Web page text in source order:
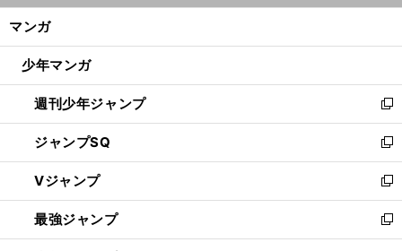
ン
ウ
開
く
マンガ
少年マンガ
週刊少年ジャンプ
新
し
い
ウ
ィ
ン
ド
ウ
ジャンプSQ
新
し
い
ウ
ィ
ン
Vジャンプ
新
し
い
ウ
最強ジャンプ
新
し